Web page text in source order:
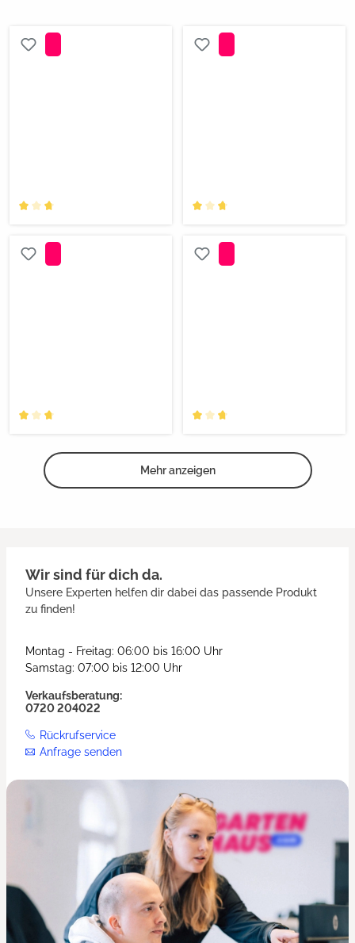
Mehr anzeigen
Wir sind für dich da.
Unsere Experten helfen dir dabei das passende Produkt
zu finden!
Montag - Freitag: 06:00 bis 16:00 Uhr
Samstag: 07:00 bis 12:00 Uhr
Verkaufsberatung:
0720 204022
Rückrufservice
Anfrage senden